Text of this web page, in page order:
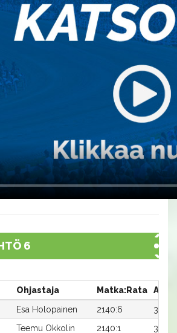
6
Ohjastaja Matka:Rata
Aika
Esa Holopainen 2140:6
31,6
Teemu Okkolin 2140:1 31,6x